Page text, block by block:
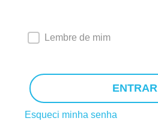
Lembre de mim
ENTRAR
Esqueci minha senha